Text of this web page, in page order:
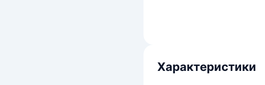
Характеристики